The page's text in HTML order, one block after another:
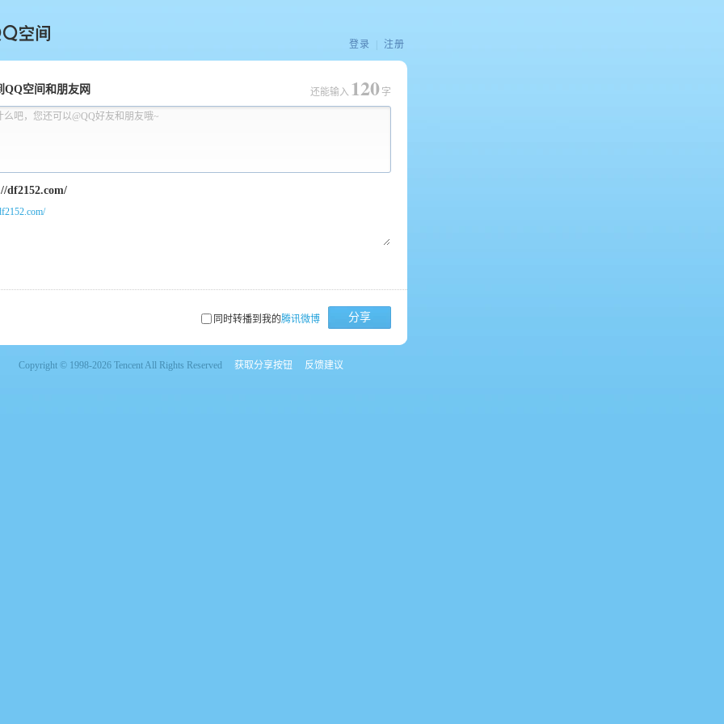
间
登录 注册
QQ空间和朋友网
么吧，您还可以@QQ好友和朋友哦~
还能输入 120 字
同时转播到我的腾讯微博 分享
Copyright © 1998-2026 Tencent All Rights Reserved 获取分享按钮 反馈建议